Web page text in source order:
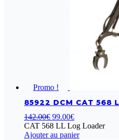
Promo !
85922 DCM CAT 568
142.00€ Le
prix
initial
99.00€Le
prix
actuel
CAT 568 LL Log Loader
Ajouter au panier